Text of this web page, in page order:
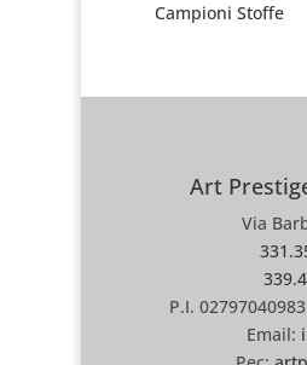
Campioni Stoffe
Art
Via
P.I.
Email: